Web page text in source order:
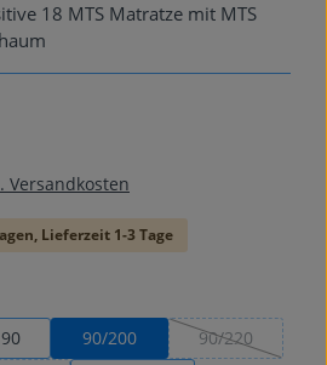
18 MTS Matratze mit MTS
Versandkosten
Lieferzeit 1-3 Tage
90/200 90/220
(Diese